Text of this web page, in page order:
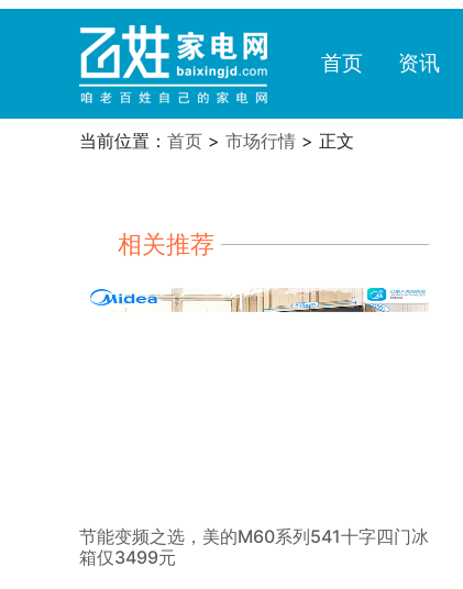
首页 资讯
当前位置： 首页 > 市场行情 > 正文
相关推荐
节能变频之选，美的M60系列541十字四门冰
箱仅3499元